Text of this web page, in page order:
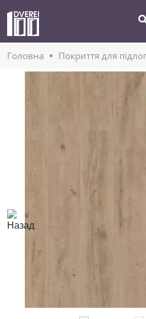
Головнa Покриття для